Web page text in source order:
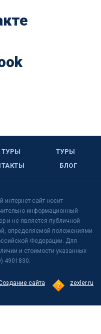
ТУРЫ
БЛОГ
интернет-сайт носит
информационный
и не является публичной
определяемой положениями
Федерации. Для
и стоимости указанных
4901830.
сайта zexler.ru